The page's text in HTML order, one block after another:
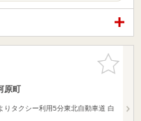
お気に入
りに追加
原町
りタクシー利用5分東北自動車道 白